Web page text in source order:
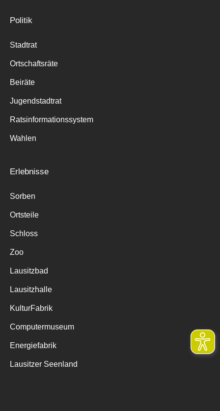
Politik
Stadtrat
Ortschaftsräte
Beiräte
Jugendstadtrat
Ratsinformationssystem
Wahlen
Erlebnisse
Sorben
Ortsteile
Schloss
Zoo
Lausitzbad
Lausitzhalle
KulturFabrik
Computermuseum
Energiefabrik
Lausitzer Seenland